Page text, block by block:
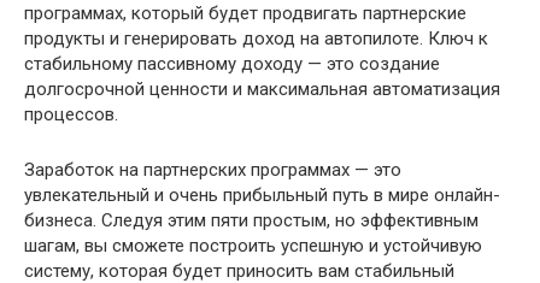
программах, который будет продвигать партнерские
продукты и генерировать доход на автопилоте. Ключ к
стабильному пассивному доходу — это создание
долгосрочной ценности и максимальная автоматизация
процессов.
Заработок на партнерских программах — это
увлекательный и очень прибыльный путь в мире онлайн-
бизнеса. Следуя этим пяти простым, но эффективным
шагам, вы сможете построить успешную и устойчивую
систему, которая будет приносить вам стабильный